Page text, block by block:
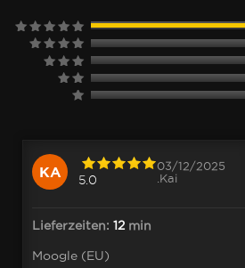
KA 5.0
03/12/2025
.Kai
Lieferzeiten: 12 min
Moogle (EU)